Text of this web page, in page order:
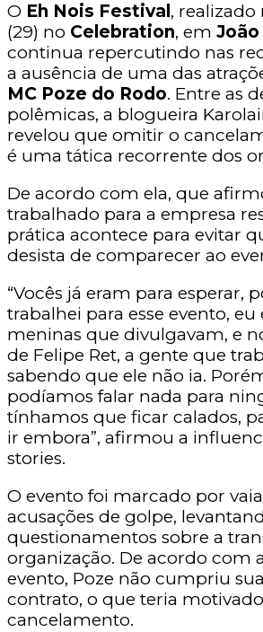
O Eh Nois Festival , realizado
(29) no Celebration, em
continua repercutindo nas
a ausência de uma das
MC Poze do Rodo. Entre as
polêmicas, a blogueira
revelou que omitir o
é uma tática recorrente dos
De acordo com ela, que
trabalhado para a empresa
prática acontece para evitar
desista de comparecer ao
“Vocês já eram para esperar,
trabalhei para esse evento, eu
meninas que divulgavam, e
de Felipe Ret, a gente que
sabendo que ele não ia.
podíamos falar nada para
tínhamos que ficar calados,
ir embora”, afirmou a
stories.
O evento foi marcado por
acusações de golpe,
questionamentos sobre a
organização. De acordo com
evento, Poze não cumpriu
contrato, o que teria
cancelamento.